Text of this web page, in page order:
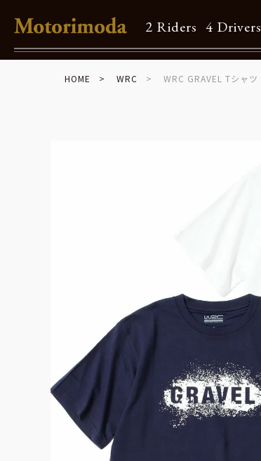
2 Riders 4 Drivers
Shop Info
よくある質問
お問合せ
HOME WRC WRC GRAVEL Tシャツ